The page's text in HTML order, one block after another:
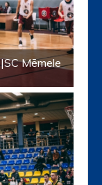
Mēmele